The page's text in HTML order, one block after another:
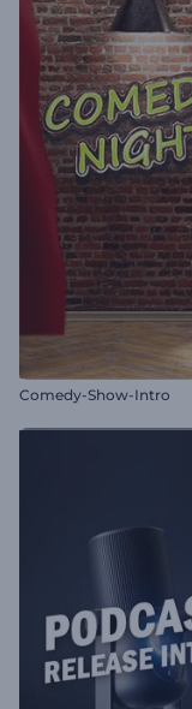
Comedy-Show-Intro